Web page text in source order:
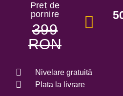
Preț de
pornire
399
RON
Nivelare gratuită
Plata la livrare